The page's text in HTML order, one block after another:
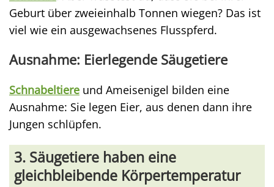
Geburt über zweieinhalb Tonnen wiegen? Das ist
viel wie ein ausgewachsenes Flusspferd.
Ausnahme: Eierlegende Säugetiere
Schnabeltiere und Ameisenigel bilden eine
Ausnahme: Sie legen Eier, aus denen dann ihre
Jungen schlüpfen.
3. Säugetiere haben eine
gleichbleibende Körpertemperatur